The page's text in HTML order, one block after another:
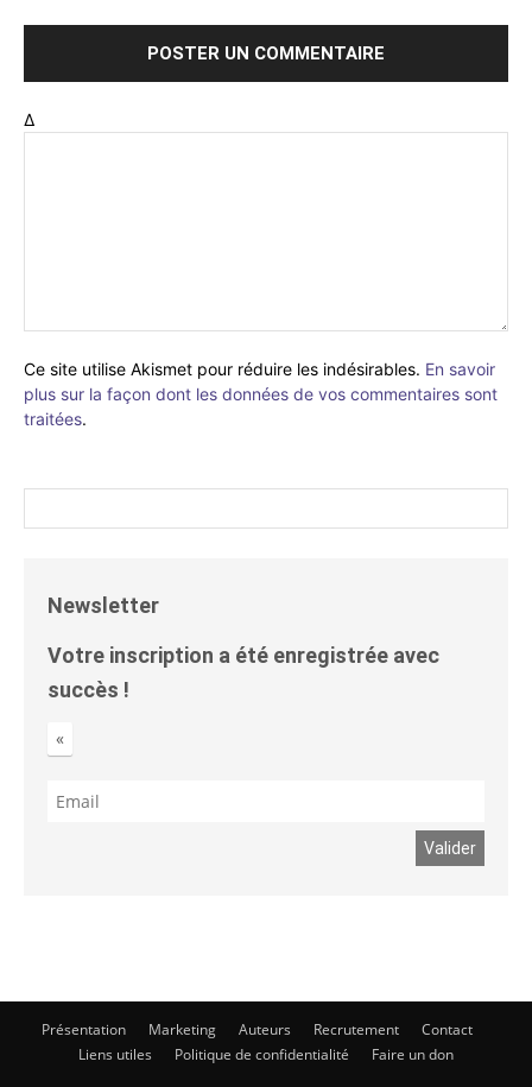
Δ
Ce site utilise Akismet pour réduire les indésirables. En savoir
plus sur la façon dont les données de vos commentaires sont
traitées.
Newsletter
Votre inscription a été enregistrée avec
succès !
«
Présentation Marketing Auteurs Recrutement
Contact
Liens utiles
Politique de confidentialité Faire un don